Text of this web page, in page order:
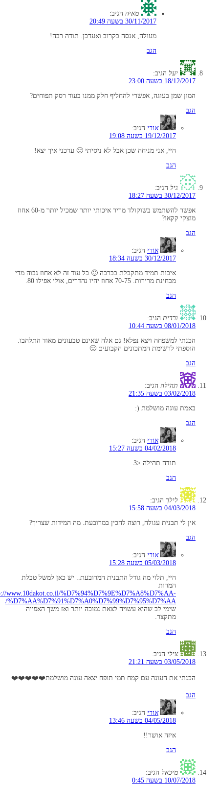
מאיה הגיב:
30/11/2017 בשעה 20:49
מעולה, אנסה בקרוב ואעדכן. תודה רבה!
הגב
יעל הגיב:
18/12/2017 בשעה 23:00
המון שמן בעוגה, אפשרי להחליף חלק ממנו בעוד רסק תפוחים?
הגב
אורי הגיב:
19/12/2017 בשעה 19:08
היי, אני מניחה שכן אבל לא ניסיתי 🙂 עדכני איך יצא!
הגב
גיל הגיב:
30/12/2017 בשעה 18:27
אפשר להשתמש בשוקולד מריר איכותי יותר שמכיל יותר מ-60 אחוז
מוצקי קקאו?
הגב
אורי הגיב:
30/12/2017 בשעה 18:34
איכות תמיד מתקבלת בברכה 🙂 כל עוד זה לא אחוז גבוה מדי
מבחינת מרירות. 70-75 אחוז יהיו נהדרים, אולי אפילו 80.
הגב
ורדית הגיב:
08/01/2018 בשעה 10:44
הכנתי למשפחה ויצא נפלא! גם אלה שאינם טבעונים מאוד התלהבו.
הוספתי לרשימת המתכונים הקבועים 🙂
הגב
תהילה הגיב:
03/02/2018 בשעה 21:35
באמת עוגה מושלמת (:
הגב
אורי הגיב:
04/02/2018 בשעה 15:27
תודה תהילה <3
הגב
לילך הגיב:
04/03/2018 בשעה 15:58
אין לי תבנית עגולה, רוצה להכין במרובעת. מה המידות שצריך?
הגב
אורי הגיב:
05/03/2018 בשעה 15:28
היי, תלוי מה גודל התבנית המרובעת.. יש כאן למשל טבלת
המרות
www.10dakot.co.il/%D7%94%D7%9E%D7%A8%D7%AA-
%D7%AA%D7%91%D7%A0%D7%99%D7%95%D7%AA/
שימי לב שהיא עשויה לצאת נמוכה יותר ואז משך האפייה
מתקצר.
הגב
צילי הגיב:
03/05/2018 בשעה 21:21
הכנתי את העוגה עם קמח תמי תופח יצאה עוגה מושלמת❤️❤️❤️❤️❤️
הגב
אורי הגיב:
04/05/2018 בשעה 13:46
איזה אושר!!
הגב
מיכאל הגיב:
10/07/2018 בשעה 0:45